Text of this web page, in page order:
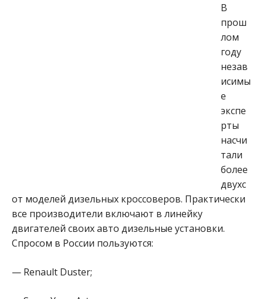
В
прош
лом
году
незав
исимы
е
экспе
рты
насчи
тали
более
двухс
от моделей дизельных кроссоверов. Практически
все производители включают в линейку
двигателей своих авто дизельные установки.
Спросом в России пользуются:
— Renault Duster;